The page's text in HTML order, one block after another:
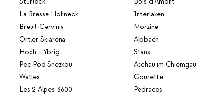
Stuhleck
La Bresse Hohneck
Breuil-Cervinia
Ortler Skiarena
Hoch - Ybrig
Pec Pod Snezkou
Watles
Les 2 Alpes 3600
Bois d'Amont
Interlaken
Morzine
Alpbach
Stans
Aschau im Chiemgau
Gourette
Pedraces